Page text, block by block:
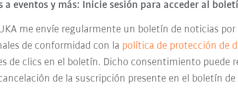
eventos y más: Inicie sesión para acceder al
me envíe regularmente un boletín de noticias
de conformidad con la política de protección de
de clics en el boletín. Dicho consentimiento puede
de la suscripción presente en el boletín